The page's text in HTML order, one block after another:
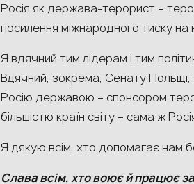
Росія як держава-терорист –
посилення міжнародного тиску на
Я вдячний тим лідерам і тим
Вдячний, зокрема, Сенату Польщі,
Росію державою – спонсором
більшістю країн світу – сама ж
Я дякую всім, хто допомагає нам
Слава всім, хто воює й працює